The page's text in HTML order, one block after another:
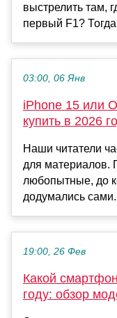
выстрелить там,
первый F1?
03:00, 06 Янв
iPhone 15 или
купить в 2026
Наши читатели
для материалов.
любопытные, до
додумались
19:00, 26 Фев
Какой
году: обзор